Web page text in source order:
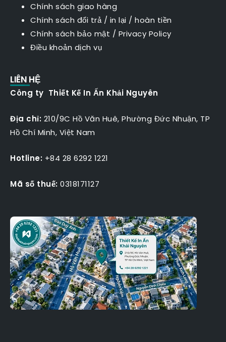
Chính sách giao hàng
Chính sách đổi trả / in lại / hoàn tiền
Chính sách bảo mật / Privacy Policy
Điều khoản dịch vụ
LIÊN HỆ
Công ty Thiết Kế In Ấn Khải Nguyên
Địa chỉ: 210/9C Hồ Văn Huê, Phường Đức Nhuận, TP
Hồ Chí Minh, Việt Nam
Hotline: +84 28 6292 1221
Mã số thuế: 0318171127